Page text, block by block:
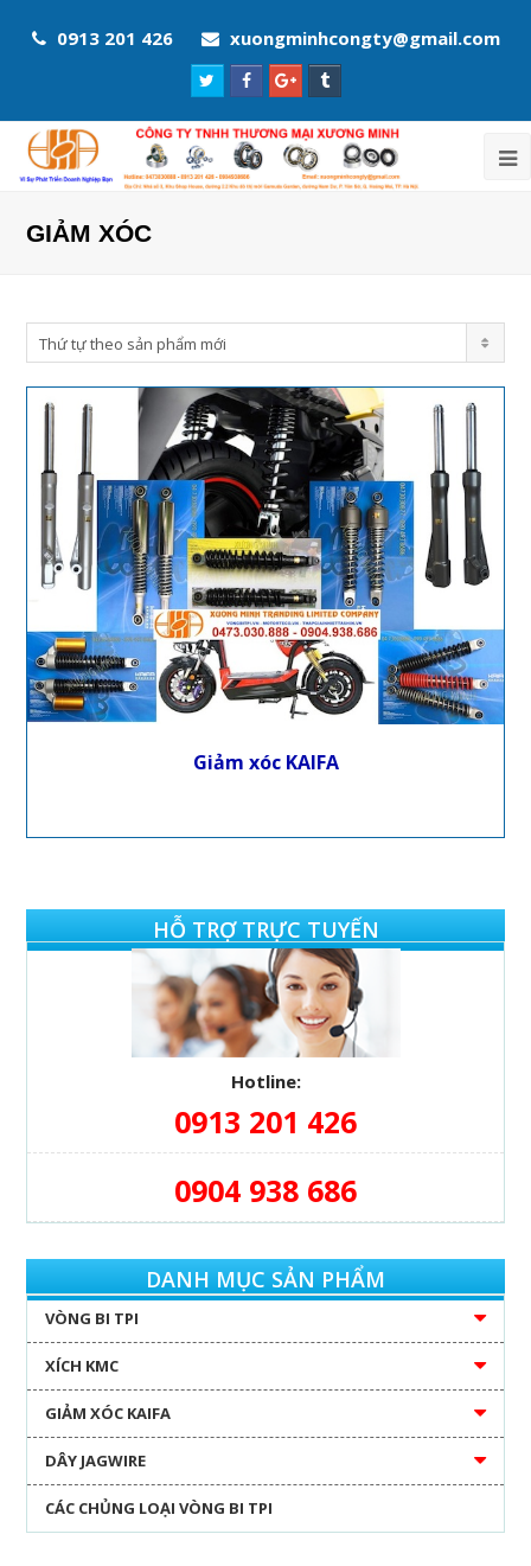
0913 201 426 xuongminhcongty@gmail.com
TwitterFacebook
Google
Profile
Tumblr
GIẢM XÓC
Thứ tự theo sản phẩm mới
Giảm xóc KAIFA
HỖ TRỢ TRỰC TUYẾN
Hotline:
0913 201 426
0904 938 686
DANH MỤC SẢN PHẨM
VÒNG BI TPI
XÍCH KMC
GIẢM XÓC KAIFA
DÂY JAGWIRE
CÁC CHỦNG LOẠI VÒNG BI TPI